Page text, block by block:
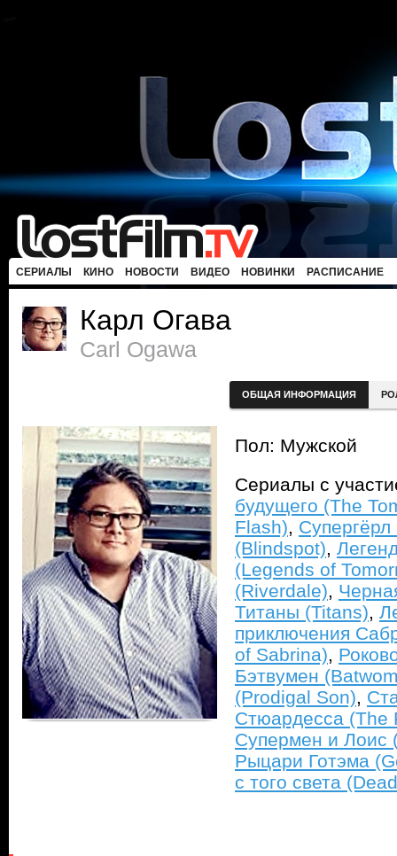
СЕРИАЛЫ КИНО НОВОСТИ ВИДЕО НОВИНКИ РАСПИСАНИЕ
Карл Огава
Carl Ogawa
ОБЩАЯ ИНФОРМАЦИЯ
Пол: Мужской
Сериалы с
будущего (The
Flash),
(Blindspot),
(Legends of
(Riverdale),
Титаны (Titans),
приключения
of Sabrina),
Бэтвумен
(Prodigal Son),
Стюардесса (The
Супермен и Лоис
Рыцари Готэма
с того света